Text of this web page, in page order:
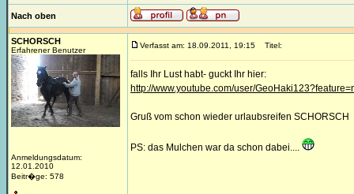
Nach oben
SCHORSCH
Erfahrener Benutzer
Anmeldungsdatum:
12.01.2010
Beitr�ge: 578
Verfasst am: 18.09.2011, 19:15 Titel:
falls Ihr Lust habt- guckt Ihr hier:
http://www.youtube.com/user/
Gruß vom schon wieder urlaubsreifen SCHORSCH
PS: das Mulchen war da schon dabei....